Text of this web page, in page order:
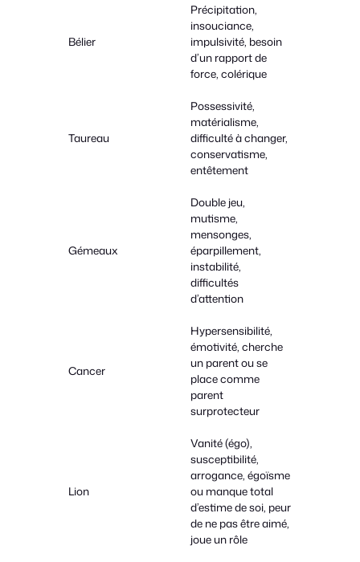
Bélier
Précipitation,
insouciance,
impulsivité, besoin
d’un rapport de
force, colérique
Taureau
Possessivité,
matérialisme,
difficulté à changer,
conservatisme,
entêtement
Gémeaux
Double jeu,
mutisme,
mensonges,
éparpillement,
instabilité,
difficultés
d’attention
Cancer
Hypersensibilité,
émotivité, cherche
un parent ou se
place comme
parent
surprotecteur
Lion
Vanité (égo),
susceptibilité,
arrogance, égoïsme
ou manque total
d’estime de soi, peur
de ne pas être aimé,
joue un rôle